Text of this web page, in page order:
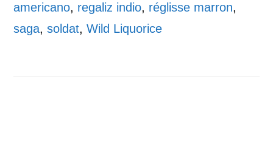
americano, regaliz indio, réglisse marron,
saga,soldat,Wild Liquorice